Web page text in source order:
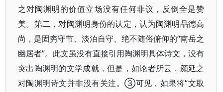
之对陶渊明的价值立场没有任何非议，反倒全是赞
美。第二，对陶渊明身份的认定，认为陶渊明品德高
尚，是固穷守节、淡泊自守、绝不随俗俯仰的“南岳之
幽居者”。此文虽没有直接引用陶渊明具体诗文，没有
突出陶渊明的文学成就，但是，如论者所云，颜延之
对陶渊明诗文并非没有关注。③可见，如果将“文取